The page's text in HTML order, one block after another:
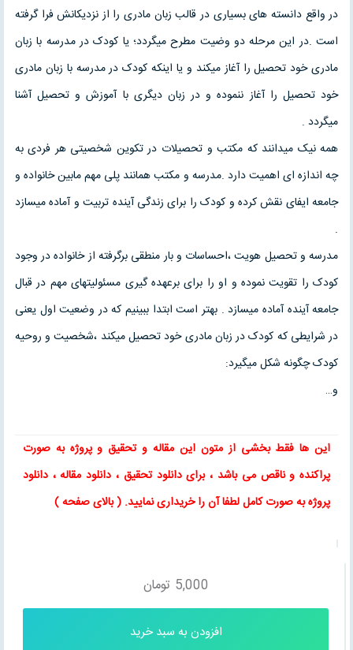
در واقع دانسته های بسیاری در قالب زبان مادری را از نزدیکانش فرا گرفته
است .در این مرحله دو وضیت مطرح میگردد؛ یا کودک در مدرسه با زبان
مادری خود تحصیل را آغاز میکند و یا اینکه کودک در مدرسه با زبان مادری
خود تحصیل را آغاز ننموده و در زبان دیگری با آموزش و تحصیل آشنا
میگردد .
همه نیک میدانند که مکتب و تحصیلات در تکوین شخصیتی هر فردی به
چه اندازه ای اهمیت دارد .مدرسه و مکتب همانند پلی مهم مابین خانواده و
جامعه ایفای نقش کرده و کودک را برای زندگی آینده تربیت و آماده میسازد
.
مدرسه و تحصیل هویت ،احساسات و بار منطقی برگرفته از خانواده در وجود
کودک را تقویت نموده و او را برای برعهده گیری مسئولیتهای مهم در قبال
جامعه آینده آماده میسازد . بهتر است ابتدا ببینیم که در وضعیت اول یعنی
در شرایطی که کودک در زبان مادری خود تحصیل میکند ،شخصیت و روحیه
کودک چگونه شکل میگیرد:
و…
این ها فقط بخشی از متون این مقالهو تحقیق و پروژه به صورت
پراکنده و ناقص می باشد ، برای دانلود تحقیق ، دانلود مقاله، دانلود
پروژه به صورت کامل لطفا آن را خریداری نمایید. ( بالای صفحه )
5,000 تومان
افزودن به سبد خرید